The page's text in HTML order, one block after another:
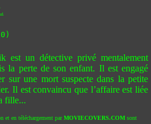
est un détective privé mentalement
la perte de son enfant. Il est engagé
sur une mort suspecte dans la petite
Il est convaincu que l’affaire est liée
fille...
et en téléchargement parMOVIECOVERS.COMsont